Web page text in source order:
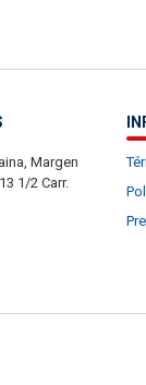
Margen
1/2 Carr.